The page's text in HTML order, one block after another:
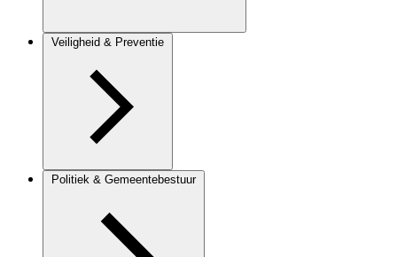
Veiligheid & Preventie
Politiek & Gemeentebestuur